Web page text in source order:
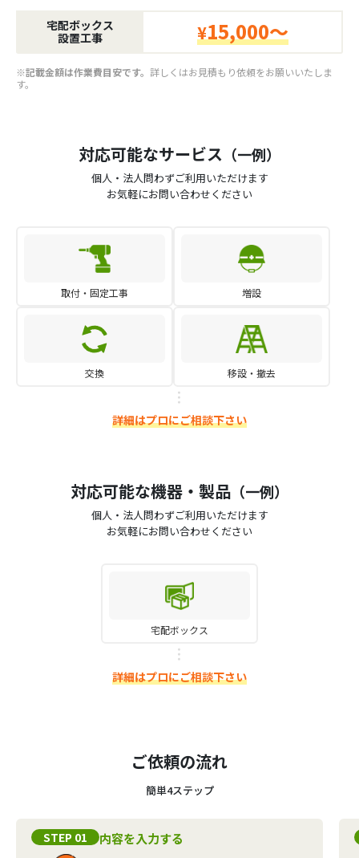
宅配ボックス
設置工事
¥15,000～
※記載金額は作業費目安です。 詳しくはお見積もり依頼をお願いいたしま
す。
対応可能なサービス （一例）
個人・法人問わずご利用いただけます
お気軽にお問い合わせください
取付・固定工事 増設
交換 移設・撤去
詳細はプロにご相談下さい
対応可能な機器・製品 （一例）
個人・法人問わずご利用いただけます
お気軽にお問い合わせください
宅配ボックス
詳細はプロにご相談下さい
ご依頼の流れ
簡単4ステップ
STEP 01 内容を入力する